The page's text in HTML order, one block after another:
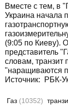
Вместе с тем, в
Украина начала
(9:05 по Киеву).
представитель
словам, транзит
"наращиваются
Источник:
РБК-
Газ (10352)